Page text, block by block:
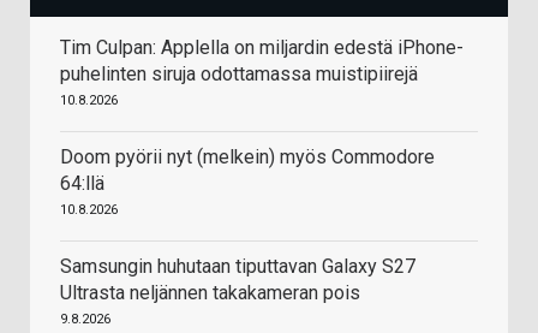
Tim Culpan: Applella on miljardin edestä iPhone-
puhelinten siruja odottamassa muistipiirejä
10.8.2026
Doom pyörii nyt (melkein) myös Commodore
64:llä
10.8.2026
Samsungin huhutaan tiputtavan Galaxy S27
Ultrasta neljännen takakameran pois
9.8.2026